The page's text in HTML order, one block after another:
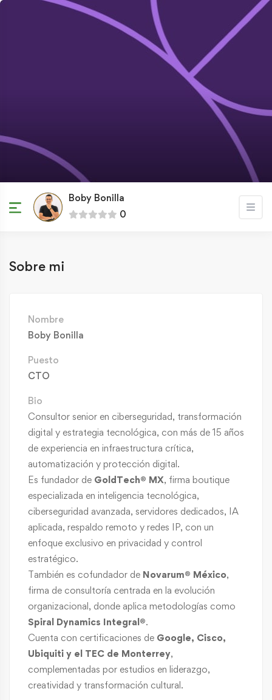
Boby Bonilla
0
Sobre mi
Nombre
Boby Bonilla
Puesto
CTO
Bio
Consultor senior en ciberseguridad, transformación
digital y estrategia tecnológica, con más de 15 años
de experiencia en infraestructura crítica,
automatización y protección digital.
Es fundador de GoldTech® MX, firma boutique
especializada en inteligencia tecnológica,
ciberseguridad avanzada, servidores dedicados, IA
aplicada, respaldo remoto y redes IP, con un
enfoque exclusivo en privacidad y control
estratégico.
También es cofundador de Novarum® México,
firma de consultoría centrada en la evolución
organizacional, donde aplica metodologías como
Spiral Dynamics Integral®.
Cuenta con certificaciones de Google, Cisco,
Ubiquiti y el TEC de Monterrey,
complementadas por estudios en liderazgo,
creatividad y transformación cultural.